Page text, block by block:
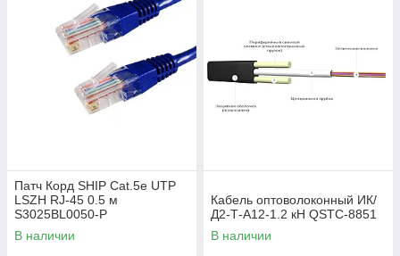
Патч Корд SHIP Cat.5e UTP
LSZH RJ-45 0.5 м
S3025BL0050-P
В наличии
Кабель оптоволоконный ИК/
Д2-Т-А12-1.2 кН QSTC-8851
В наличии